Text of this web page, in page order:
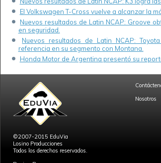
El Volkswagen T-Cross vuelve a alcanzar la
Nuevos resultados de Latin NCAP: Groove
en seguridad.
Nuevos resultados de Latin NCAP:
referencia en su segmento con Montana.
Honda Motor de Argentina presentó su
©2007-2015 EduVia
Losino Producciones
Todos los derechos reservados.
Nosotros